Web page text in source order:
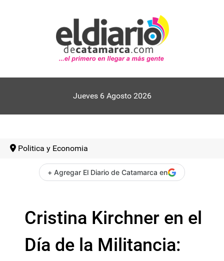
Jueves 6 Agosto 2026
Politica y Economia
+ Agregar El Diario de Catamarca en
Cristina Kirchner en el
Día de la Militancia: